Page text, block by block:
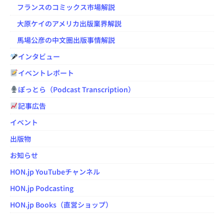
フランスのコミックス市場解説
大原ケイのアメリカ出版業界解説
馬場公彦の中文圏出版事情解説
インタビュー
イベントレポート
ぽっとら（Podcast Transcription）
記事広告
イベント
出版物
お知らせ
HON.jp YouTubeチャンネル
HON.jp Podcasting
HON.jp Books（直営ショップ）